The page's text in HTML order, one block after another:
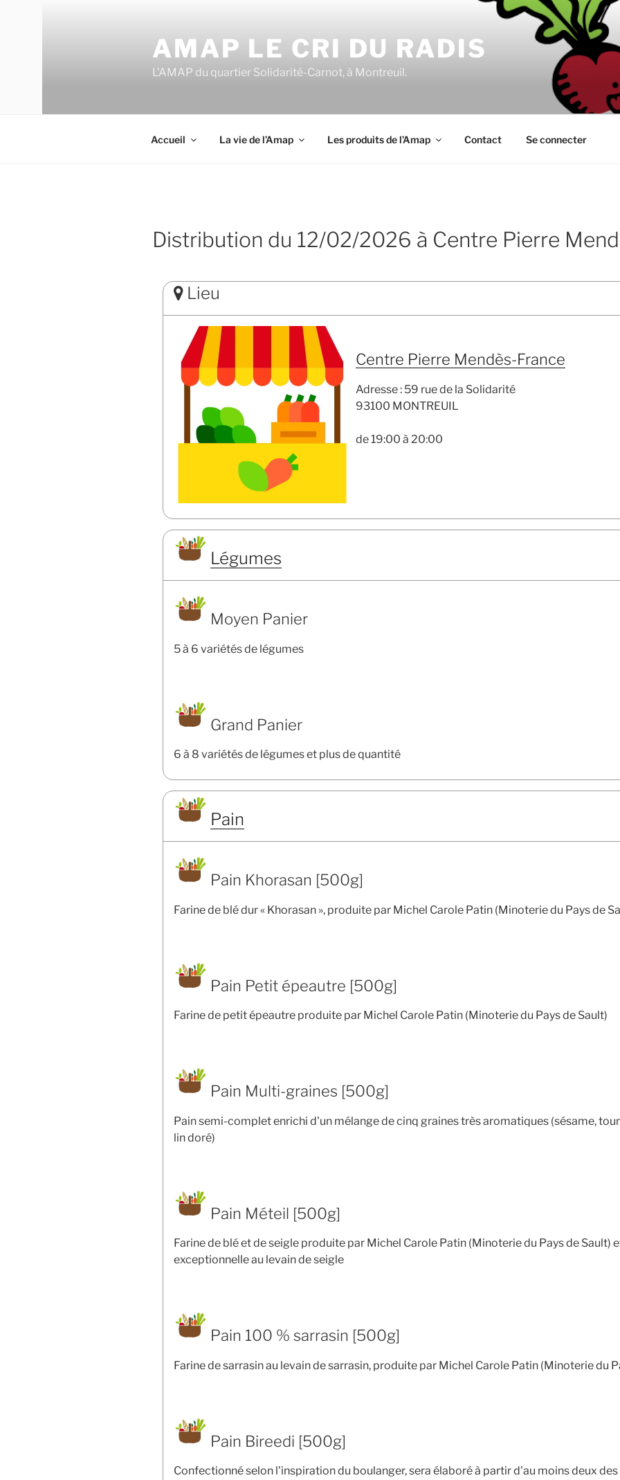
AMAP LE CRI DU RADIS
L'AMAP du quartier Solidarité-Carnot, à Montreuil.
Accueil La vie de l’Amap Les produits de l’Amap Contact Se connecter
Distribution du 12/02/2026 à Centre Pierre
Lieu
Centre Pierre Mendès-France
Adresse : 59 rue de la Solidarité
93100 MONTREUIL
de 19:00 à 20:00
Légumes
Moyen Panier
5 à 6 variétés de légumes
Grand Panier
6 à 8 variétés de légumes et plus de quantité
Pain
Pain Khorasan [500g]
Farine de blé dur « Khorasan », produite par Michel Carole Patin (Minoterie du Pays de
Pain Petit épeautre [500g]
Farine de petit épeautre produite par Michel Carole Patin (Minoterie du Pays de Sault)
Pain Multi-graines [500g]
Pain semi-complet enrichi d'un mélange de cinq graines très aromatiques (sésame,
lin doré)
Pain Méteil [500g]
Farine de blé et de seigle produite par Michel Carole Patin (Minoterie du Pays de Sault)
exceptionnelle au levain de seigle
Pain 100 % sarrasin [500g]
Farine de sarrasin au levain de sarrasin, produite par Michel Carole Patin (Minoterie du
Pain Bireedi [500g]
Confectionné selon l'inspiration du boulanger, sera élaboré à partir d'au moins deux